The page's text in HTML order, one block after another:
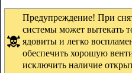
Предупреждение! При
системы может вытекать
ядовиты и легко
обеспечить хорошую
исключить наличие